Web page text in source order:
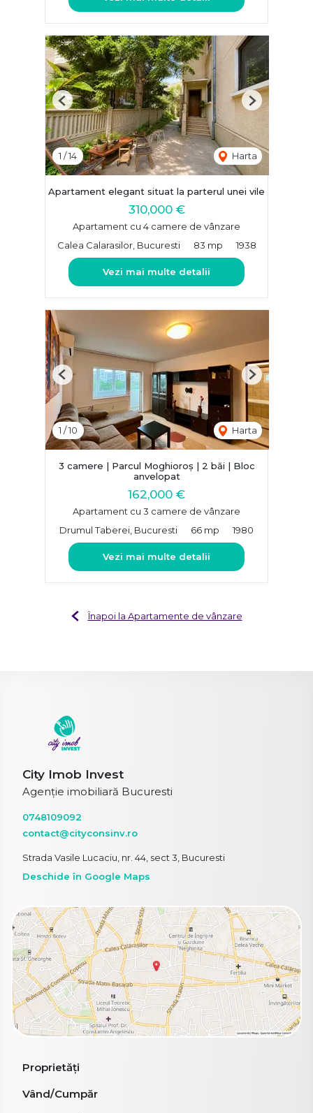
1 /14 Harta
Previous Next
Apartament elegant situat la parterul unei vile
310,000 €
Apartament cu 4 camere de vânzare
Calea Calarasilor, Bucuresti
83 mp 1938
Vezi mai multe detalii
1 /10 Harta
Previous Next
3 camere | Parcul Moghioroș | 2 băi | Bloc
anvelopat
162,000 €
Apartament cu 3 camere de vânzare
Drumul Taberei, Bucuresti
66 mp 1980
Vezi mai multe detalii
Înapoi la Apartamente de vânzare
City Imob Invest
Agenție imobiliară Bucuresti
0748109092
contact@cityconsinv.ro
Strada Vasile Lucaciu, nr. 44, sect 3, Bucuresti
Deschide în Google Maps
Proprietăți
Vând/Cumpăr